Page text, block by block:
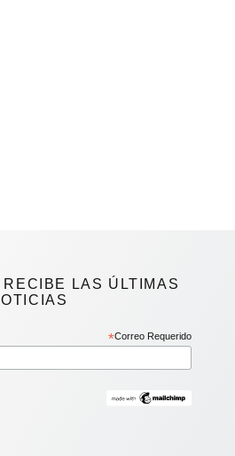
LAS ÚLTIMAS
*Correo Requerido